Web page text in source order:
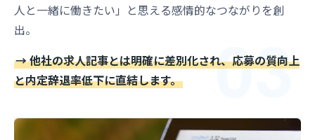
03
人と一緒に働きたい」と思える感情的なつながりを創
出。
→ 他社の求人記事とは明確に差別化され、応募の質向上
と内定辞退率低下に直結します。